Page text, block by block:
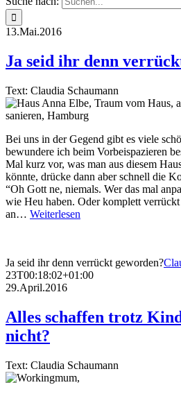
13.Mai.2016
Ja seid ihr denn
Text: Claudia Schaumann
Bei uns in der Gegend gibt es viele
bewundere ich beim Vorbeispazieren
Mal kurz vor, was man aus diesem
könnte, drücke dann aber schnell die
“Oh Gott ne, niemals. Wer das mal
wie Heu haben. Oder komplett verrückt
an… Weiterlesen
Ja seid ihr denn verrückt geworden?
23T00:18:02+01:00
29.April.2016
Alles schaffen trotz
nicht?
Text: Claudia Schaumann